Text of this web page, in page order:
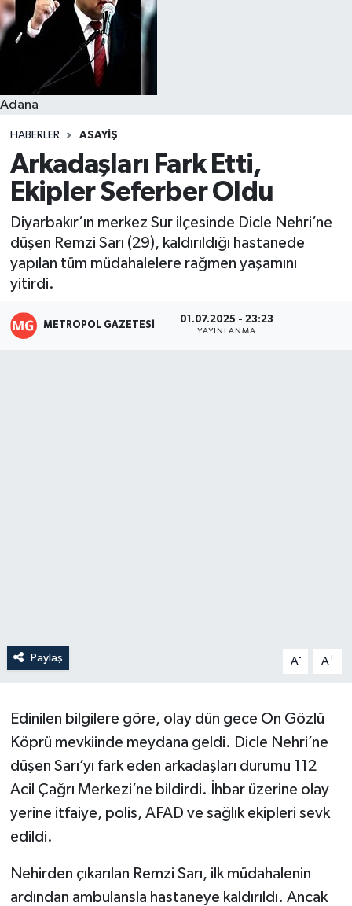
Adana
HABERLER ASAYIŞ
Arkadaşları Fark Etti,
Ekipler Seferber Oldu
Diyarbakır’ın merkez Sur ilçesinde Dicle Nehri’ne
düşen Remzi Sarı (29), kaldırıldığı hastanede
yapılan tüm müdahalelere rağmen yaşamını
yitirdi.
METROPOL GAZETESI 01.07.2025 - 23:23
YAYINLANMA
Paylaş A- A+
Edinilen bilgilere göre, olay dün gece On Gözlü
Köprü mevkiinde meydana geldi. Dicle Nehri’ne
düşen Sarı’yı fark eden arkadaşları durumu 112
Acil Çağrı Merkezi’ne bildirdi. İhbar üzerine olay
yerine itfaiye, polis, AFAD ve sağlık ekipleri sevk
edildi.
Nehirden çıkarılan Remzi Sarı, ilk müdahalenin
ardından ambulansla hastaneye kaldırıldı. Ancak
Resmi İlanlar